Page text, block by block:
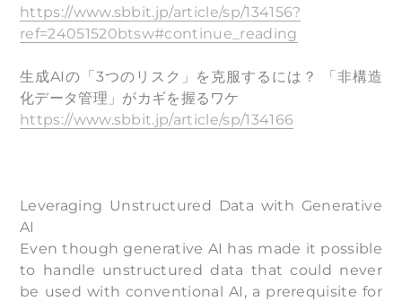
https://www.sbbit.jp/article/sp/134156?
ref=24051520btsw#continue_reading
生成AIの「3つのリスク」を克服するには？ 「非構造
化データ管理」がカギを握るワケ
https://www.sbbit.jp/article/sp/134166
Leveraging Unstructured Data with Generative
AI
Even though generative AI has made it possible
to handle unstructured data that could never
be used with conventional AI, a prerequisite for